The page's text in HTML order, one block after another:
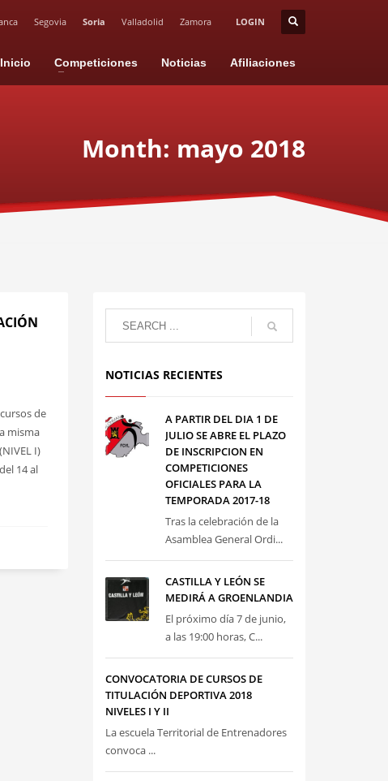
Segovia Soria Valladolid Zamora LOGIN
Inicio Competiciones Noticias Afiliaciones
Month: mayo 2018
de
misma
I)
14 al
NOTICIAS RECIENTES
A PARTIR DEL DIA 1 DE
JULIO SE ABRE EL PLAZO
DE INSCRIPCION EN
COMPETICIONES
OFICIALES PARA LA
TEMPORADA 2017-18
Tras la celebración de la
Asamblea General Ordi...
CASTILLA Y LEÓN SE
MEDIRÁ A GROENLANDIA
El próximo día 7 de junio,
a las 19:00 horas, C...
CONVOCATORIA DE CURSOS DE
TITULACIÓN DEPORTIVA 2018
NIVELES I Y II
La escuela Territorial de Entrenadores
convoca ...